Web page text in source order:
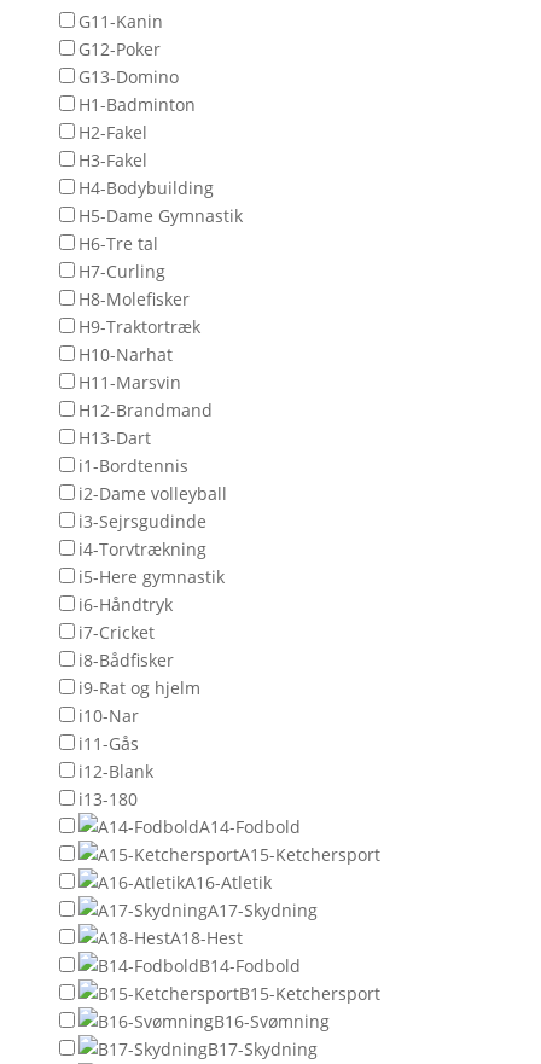
G11-Kanin
G12-Poker
G13-Domino
H1-Badminton
H2-Fakel
H3-Fakel
H4-Bodybuilding
H5-Dame Gymnastik
H6-Tre tal
H7-Curling
H8-Molefisker
H9-Traktortræk
H10-Narhat
H11-Marsvin
H12-Brandmand
H13-Dart
i1-Bordtennis
i2-Dame volleyball
i3-Sejrsgudinde
i4-Torvtrækning
i5-Here gymnastik
i6-Håndtryk
i7-Cricket
i8-Bådfisker
i9-Rat og hjelm
i10-Nar
i11-Gås
i12-Blank
i13-180
A14-Fodbold
A15-Ketchersport
A16-Atletik
A17-Skydning
A18-Hest
B14-Fodbold
B15-Ketchersport
B16-Svømning
B17-Skydning